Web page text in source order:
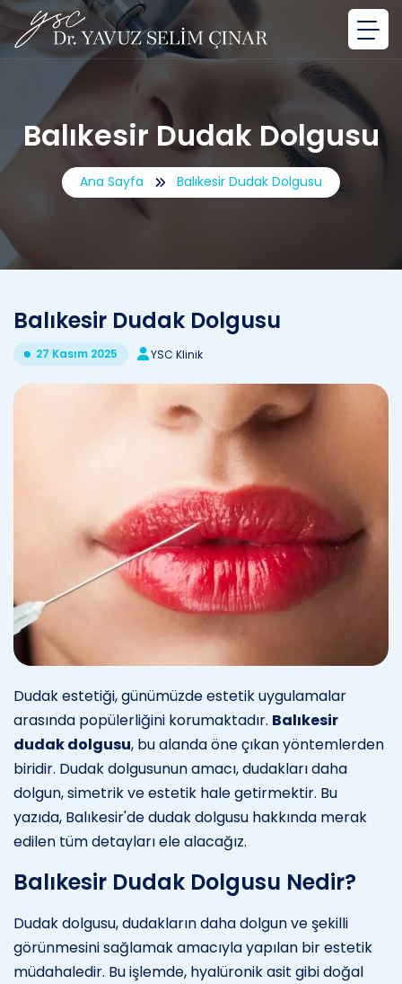
Balıkesir Dudak Dolgusu
Ana Sayfa Balıkesir Dudak Dolgusu
Balıkesir Dudak Dolgusu
27 Kasım 2025 YSC Klinik
Dudak estetiği, günümüzde estetik uygulamalar
arasında popülerliğini korumaktadır. Balıkesir
dudak dolgusu, bu alanda öne çıkan yöntemlerden
biridir. Dudak dolgusunun amacı, dudakları daha
dolgun, simetrik ve estetik hale getirmektir. Bu
yazıda, Balıkesir'de dudak dolgusu hakkında merak
edilen tüm detayları ele alacağız.
Balıkesir Dudak Dolgusu Nedir?
Dudak dolgusu, dudakların daha dolgun ve şekilli
görünmesini sağlamak amacıyla yapılan bir estetik
müdahaledir. Bu işlemde, hyalüronik asit gibi doğal